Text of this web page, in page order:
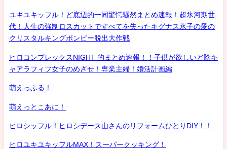
ユキユキッフル！ど底辺的一同驚愕騒然まとめ速報！超氷河期世
代！人生の強制ロスカットですべてを失ったキグナス氷子の愛の
クリスタルキングボンビー脱出大作戦
ヒロコンプレックスNIGHT 的まとめ速報！！子供が欲しいど陰キ
ャアラフィフ女子のめざせ！専業主婦！婚活計画編
萌えっふる！
萌えっとこあに！
ヒロシッフル！ヒロシデース山さんのリフォームひとりDIY！！
ヒロユキユキッフルMAX！スーパークッキング！